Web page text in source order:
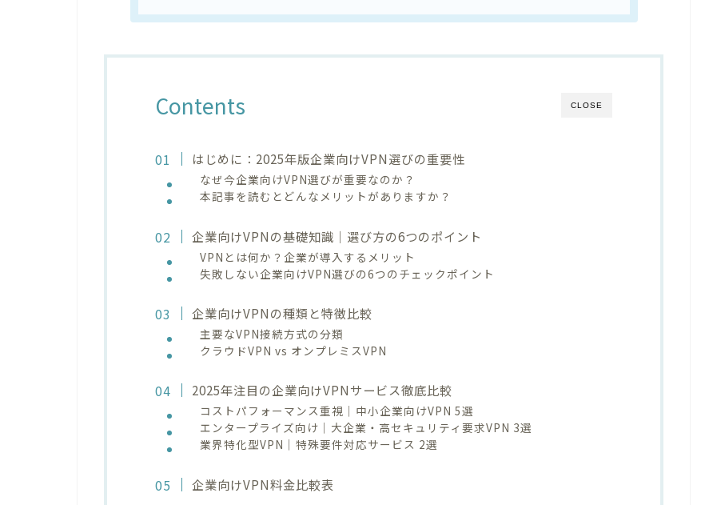
CLOSE
Contents
はじめに：2025年版企業向けVPN選びの重要性
なぜ今企業向けVPN選びが重要なのか？
本記事を読むとどんなメリットがありますか？
企業向けVPNの基礎知識｜選び方の6つのポイント
VPNとは何か？企業が導入するメリット
失敗しない企業向けVPN選びの6つのチェックポイント
企業向けVPNの種類と特徴比較
主要なVPN接続方式の分類
クラウドVPN vs オンプレミスVPN
2025年注目の企業向けVPNサービス徹底比較
コストパフォーマンス重視｜中小企業向けVPN 5選
エンタープライズ向け｜大企業・高セキュリティ要求VPN 3選
業界特化型VPN｜特殊要件対応サービス 2選
企業向けVPN料金比較表